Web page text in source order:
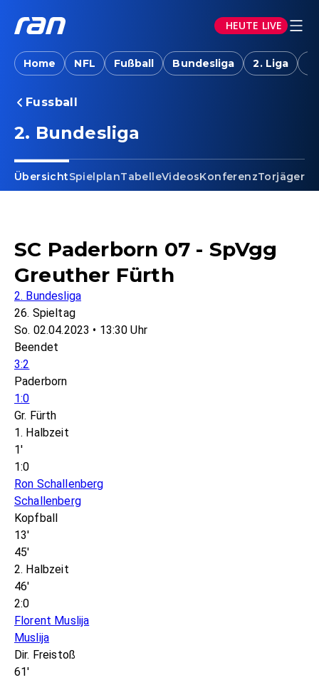
HEUTE LIVE
Home NFL Fußball Bundesliga 2. Liga
Fussball
2. Bundesliga
ÜbersichtSpielplanTabelleVideosKonferenzTorjäger
SC Paderborn 07 - SpVgg
Greuther Fürth
2. Bundesliga
26. Spieltag
So. 02.04.2023 • 13:30 Uhr
Beendet
3:2
Paderborn
1:0
Gr. Fürth
1. Halbzeit
1'
1:0
Ron Schallenberg
Schallenberg
Kopfball
13'
45'
2. Halbzeit
46'
2:0
Florent Muslija
Muslija
Dir. Freistoß
61'